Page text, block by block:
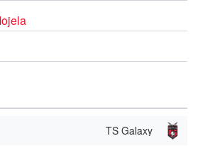
TS Galaxy